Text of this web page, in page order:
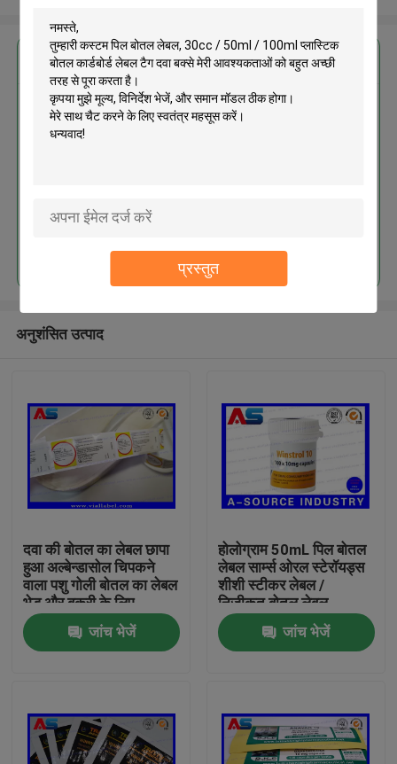
प्रस्तुत
घर
हमारे बारे में
सबसे उत्तम प्रतिदान प्राप्त करें
कस्टम पिल बोतल लेबल, 30cc / 50ml /
अनुशंसित उत्पाद
दवा की बोतल का लेबल छापा
हुआ अल्बेन्डासोल चिपकने
वाला पशु गोली बोतल का लेबल
भेड़ और बकरी के लिए
जांच भेजें
होलोग्राम 50mL पिल बोतल
लेबल सार्म्स ओरल स्टेरॉयड्स
शीशी स्टीकर लेबल /
निजीकृत बोतल लेबल
जांच भेजें